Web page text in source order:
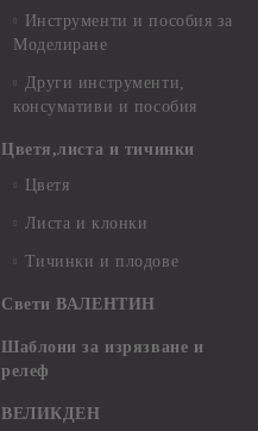
Инструменти и пособия за
Моделиране
Други инструменти,
консумативи и пособия
Цветя,листа и тичинки
Цветя
Листа и клонки
Тичинки и плодове
Свети ВАЛЕНТИН
Шаблони за изрязване и
релеф
ВЕЛИКДЕН